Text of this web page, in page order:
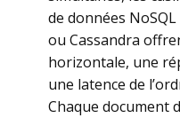
de données
ou Cassandra
horizontale, une
une latence de
Chaque document